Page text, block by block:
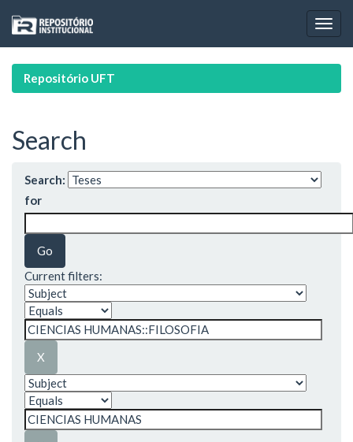
navigation
Repositório UFT
Search
Search:
for
Current filters: